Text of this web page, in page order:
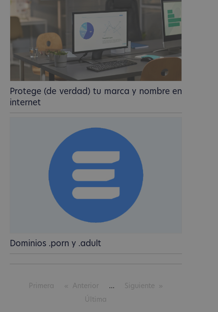
Protege (de verdad) tu marca y nombre en
internet
Dominios .porn y .adult
Primera Anterior
Siguiente
Última